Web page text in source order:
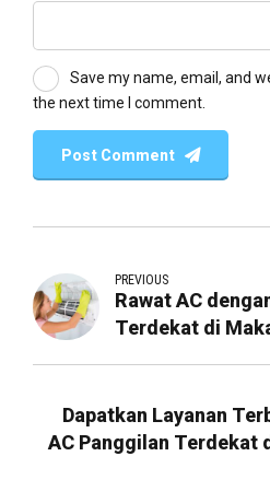
Save my name, email, and
the next time I comment.
Post Comment
PREVIOUS
Rawat AC
Terdekat di
Dapatkan Layanan Terbaik
AC Panggilan Terdekat